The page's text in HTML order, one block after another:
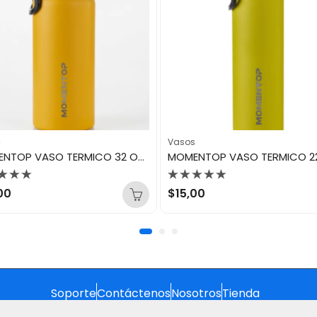
MOMENTOP VASO TERMICO 32 OZ HONEY MUSTARD BOTTLE
Vasos
Valorado
con
$15,00
SoporteContáctenosNosotrosTienda